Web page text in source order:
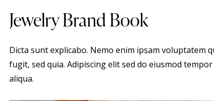
Jewelry Brand Book
Dicta sunt explicabo. Nemo enim ipsam voluptatem
fugit, sed quia. Adipiscing elit sed do eiusmod
aliqua.